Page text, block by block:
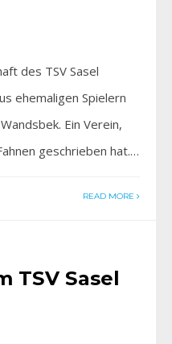
des TSV Sasel
ehemaligen Spielern
Ein Verein,
geschrieben hat.…
READ MORE
TSV Sasel